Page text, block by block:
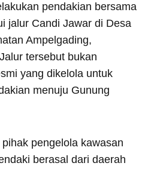
pendakian bersama
jalur Candi Jawar di Desa
Ampelgading,
tersebut bukan
yang dikelola untuk
menuju Gunung
pengelola kawasan
berasal dari daerah